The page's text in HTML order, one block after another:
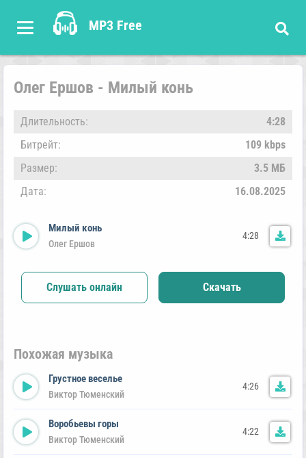
MP3 Free
Олег Ершов - Милый конь
Длительность:
4:28
Битрейт:
109 kbps
Размер:
3.5 МБ
Дата:
16.08.2025
Милый конь
Олег Ершов
4:28
Слушать онлайн Скачать
Похожая музыка
Грустное веселье
Виктор Тюменский
4:26
Воробьевы горы
Виктор Тюменский
4:22